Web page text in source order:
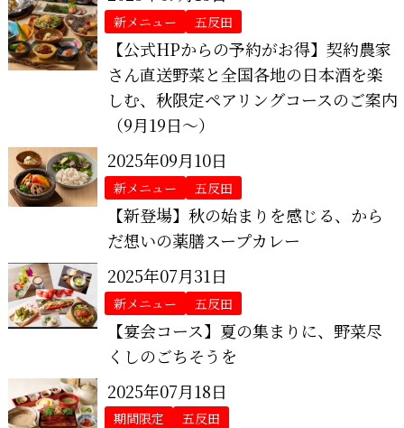
新メニュー 五反田
【公式HPからの予約がお得】契約農家
さん直送野菜と全国各地の日本酒を楽
しむ、秋限定ペアリングコースのご案内
（9月19日～）
2025年09月10日
新メニュー 五反田
【新登場】秋の始まりを感じる、から
だ想いの薬膳スープカレー
2025年07月31日
新メニュー 五反田
【宴会コース】夏の集まりに、野菜尽
くしのごちそうを
2025年07月18日
期間限定 五反田